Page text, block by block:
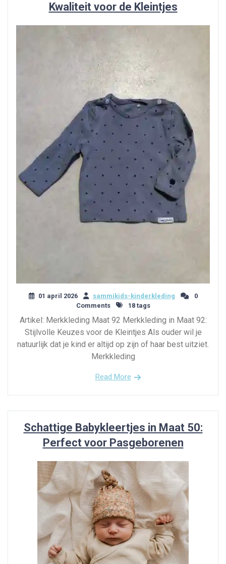
Kwaliteit voor de Kleintjes
01 april 2026 sammikids-kinderkleding
0
Comments
18 tags
Artikel: Merkkleding Maat 92 Merkkleding in Maat 92:
Stijlvolle Keuzes voor de Kleintjes Als ouder wil je
natuurlijk dat je kind er altijd op zijn of haar best uitziet.
Merkkleding
Read More
Schattige Babykleertjes in Maat 50:
Perfect voor Pasgeborenen